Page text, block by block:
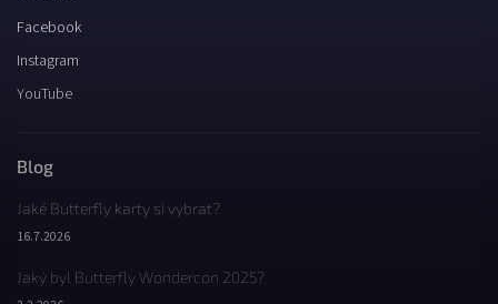
Facebook
Instagram
YouTube
Blog
Jaké Butterfly karty si vybrat?
16.7.2026
Jaký byl Butterfly Wondercon 2025?